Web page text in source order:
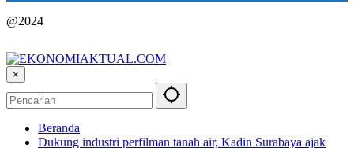
@2024
×
Beranda
Dukung industri perfilman tanah air, Kadin Surabaya ajak